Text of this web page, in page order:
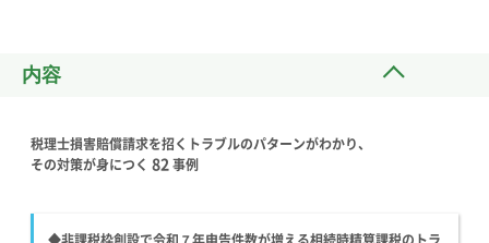
内容
税理士損害賠償請求を招くトラブルのパターンがわかり、
その対策が身につく 82事例